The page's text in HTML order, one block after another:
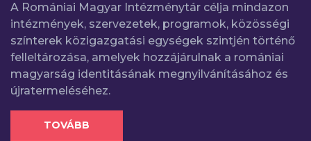
A Romániai Magyar Intézménytár célja mindazon
intézmények, szervezetek, programok, közösségi
színterek közigazgatási egységek szintjén történő
felleltározása, amelyek hozzájárulnak a romániai
magyarság identitásának megnyilvánításához és
újratermeléséhez.
TOVÁBB